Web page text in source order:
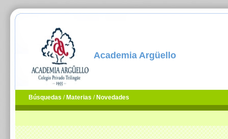
Academia Argüello
Búsquedas / Materias / Novedades